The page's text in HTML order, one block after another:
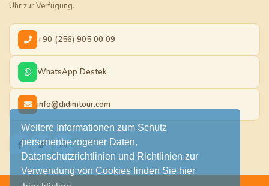
Weitere Informationen zum Schutz
personenbezogener Daten,
Datenschutzrichtlinien und Richtlinien zur
Verwendung von Cookies finden Sie hier
Uhr zur Verfügung.
+90 (256) 905 00 09
WhatsApp Destek
info@didimtour.com